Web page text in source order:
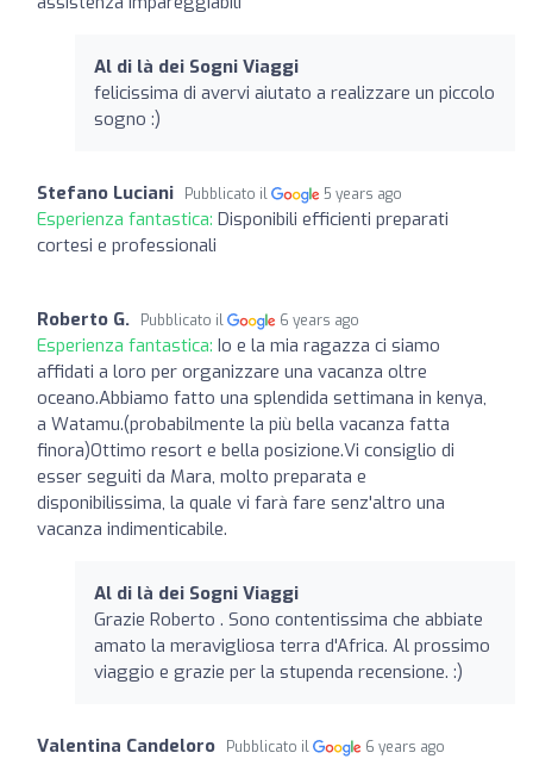
Al di là dei Sogni Viaggi
felicissima di avervi aiutato a realizzare un piccolo
sogno :)
Stefano Luciani Pubblicato il 5 years ago
Esperienza fantastica: Disponibili efficienti preparati
cortesi e professionali
Roberto G. Pubblicato il 6 years ago
Esperienza fantastica: Io e la mia ragazza ci siamo
affidati a loro per organizzare una vacanza oltre
oceano.Abbiamo fatto una splendida settimana in kenya,
a Watamu.(probabilmente la più bella vacanza fatta
finora)Ottimo resort e bella posizione.Vi consiglio di
esser seguiti da Mara, molto preparata e
disponibilissima, la quale vi farà fare senz'altro una
vacanza indimenticabile.
Al di là dei Sogni Viaggi
Grazie Roberto . Sono contentissima che abbiate
amato la meravigliosa terra d'Africa. Al prossimo
viaggio e grazie per la stupenda recensione. :)
Valentina Candeloro Pubblicato il 6 years ago